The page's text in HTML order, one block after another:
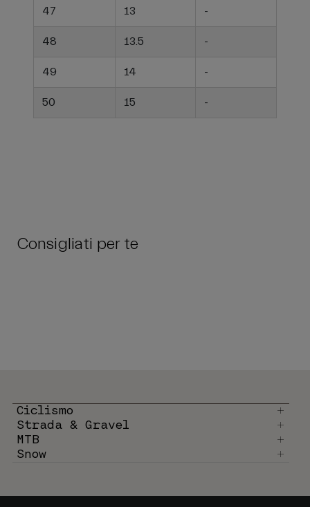
47 13 -
48 13.5 -
49 14 -
50 15 -
Consigliati per te
Ciclismo
Strada & Gravel
MTB
Snow